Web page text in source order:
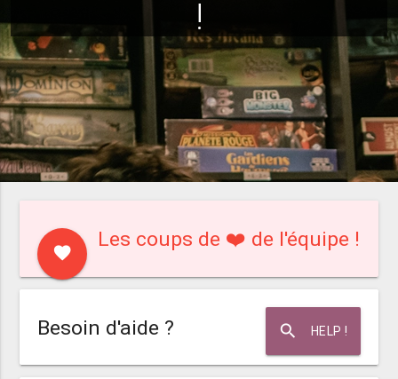
!
favorite
Les coups de ❤️ de l'équipe !
search HELP !
Besoin d'aide ?